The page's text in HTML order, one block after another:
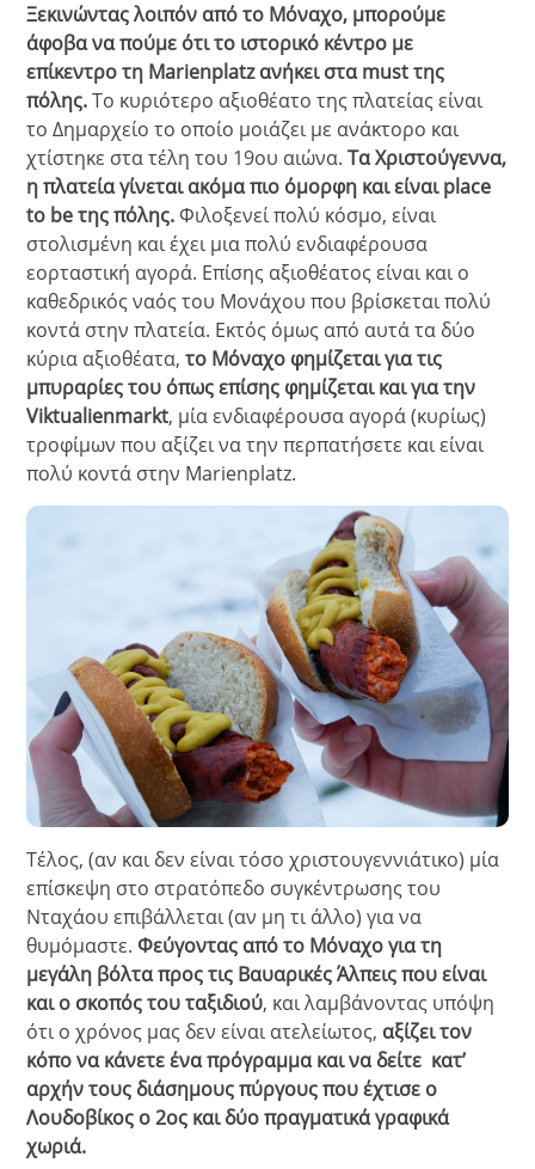
Ξεκινώντας λοιπόν από το Μόναχο, μπορούμε
άφοβα να πούμε ότι το ιστορικό κέντρο με
επίκεντρο τη Marienplatz ανήκει στα must της
πόλης.Το κυριότερο αξιοθέατο της πλατείας είναι
το Δημαρχείο το οποίο μοιάζει με ανάκτορο και
χτίστηκε στα τέλη του 19ου αιώνα.Τα Χριστούγεννα,
η πλατεία γίνεται ακόμα πιο όμορφη και είναι place
to be της πόλης.Φιλοξενεί πολύ κόσμο, είναι
στολισμένη και έχει μια πολύ ενδιαφέρουσα
εορταστική αγορά. Επίσης αξιοθέατος είναι και ο
καθεδρικός ναός του Μονάχου που βρίσκεται πολύ
κοντά στην πλατεία. Εκτός όμως από αυτά τα δύο
κύρια αξιοθέατα,το Μόναχο φημίζεται για τις
μπυραρίες του όπως επίσης φημίζεται και για την
Viktualienmarkt, μία ενδιαφέρουσα αγορά (κυρίως)
τροφίμων που αξίζει να την περπατήσετε και είναι
πολύ κοντά στην Marienplatz.
Τέλος, (αν και δεν είναι τόσο χριστουγεννιάτικο) μία
επίσκεψη στο στρατόπεδο συγκέντρωσης του
Νταχάου επιβάλλεται (αν μη τι άλλο) για να
θυμόμαστε.Φεύγοντας από το Μόναχο για τη
μεγάλη βόλτα προς τις Βαυαρικές Άλπεις που είναι
και ο σκοπός του ταξιδιού, και λαμβάνοντας υπόψη
ότι ο χρόνος μας δεν είναι ατελείωτος, αξίζει τον
κόπο να κάνετε ένα πρόγραμμα και να δείτε κατ’
αρχήν τους διάσημους πύργους που έχτισε ο
Λουδοβίκος ο 2ος και δύο πραγματικά γραφικά
χωριά.